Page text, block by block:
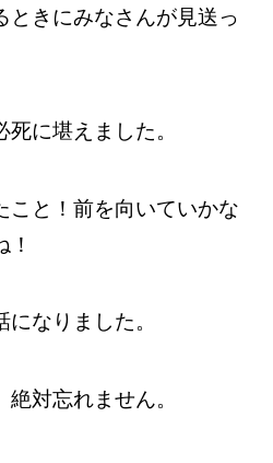
ときにみなさんが見送っ
に堪えました。
こと！前を向いていかな
なりました。
対忘れません。